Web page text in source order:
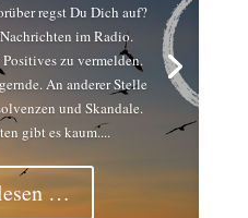
regst Du Dich auf?
im Radio.
zu vermelden.
An anderer Stelle
und Skandale.
gibt es kaum....
…